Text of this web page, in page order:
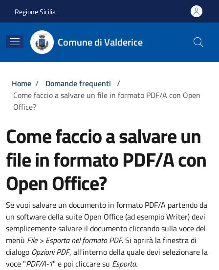
Regione Sicilia
Comune di Valderice
Briciole di pane
Home / Domande frequenti /
Come faccio a salvare un file in formato PDF/A con Open
Office?
Come faccio a salvare un
file in formato PDF/A con
Open Office?
Se vuoi salvare un documento in formato PDF/A partendo da
un software della suite Open Office (ad esempio Writer) devi
semplicemente salvare il documento cliccando sulla voce del
menù File > Esporta nel formato PDF.Si aprirà la finestra di
dialogo Opzioni PDF, all'interno della quale devi selezionare la
voce "PDF/A-1" e poi cliccare su Esporta.